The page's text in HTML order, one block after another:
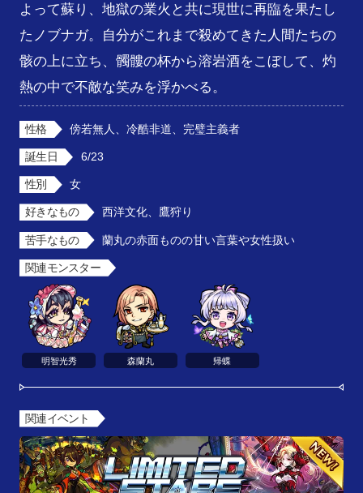
よって蘇り、地獄の業火と共に現世に再臨を果たし
たノブナガ。自分がこれまで殺めてきた人間たちの
骸の上に立ち、髑髏の杯から溶岩酒をこぼして、灼
熱の中で不敵な笑みを浮かべる。
性格 傍若無人、冷酷非道、完璧主義者
誕生日 6/23
性別 女
好きなもの 西洋文化、鷹狩り
苦手なもの 蘭丸の赤面ものの甘い言葉や女性扱い
関連モンスター
明智光秀 森蘭丸 帰蝶
関連イベント